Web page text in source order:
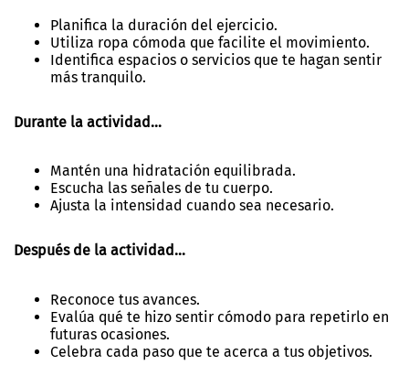
Planifica la duración del ejercicio.
Utiliza ropa cómoda que facilite el movimiento.
Identifica espacios o servicios que te hagan sentir
más tranquilo.
Durante la actividad…
Mantén una hidratación equilibrada.
Escucha las señales de tu cuerpo.
Ajusta la intensidad cuando sea necesario.
Después de la actividad…
Reconoce tus avances.
Evalúa qué te hizo sentir cómodo para repetirlo en
futuras ocasiones.
Celebra cada paso que te acerca a tus objetivos.